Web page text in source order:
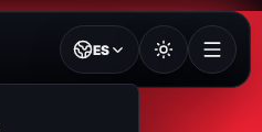
ES